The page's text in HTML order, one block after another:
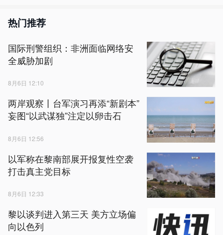
热门推荐
国际刑警组织：非洲面临网络安
全威胁加剧
8月6日 12:10
两岸观察丨台军演习再添“新剧本”
妄图“以武谋独”注定以卵击石
8月6日 12:56
以军称在黎南部展开报复性空袭
打击真主党目标
8月6日 12:33
黎以谈判进入第三天 美方立场偏
向以色列